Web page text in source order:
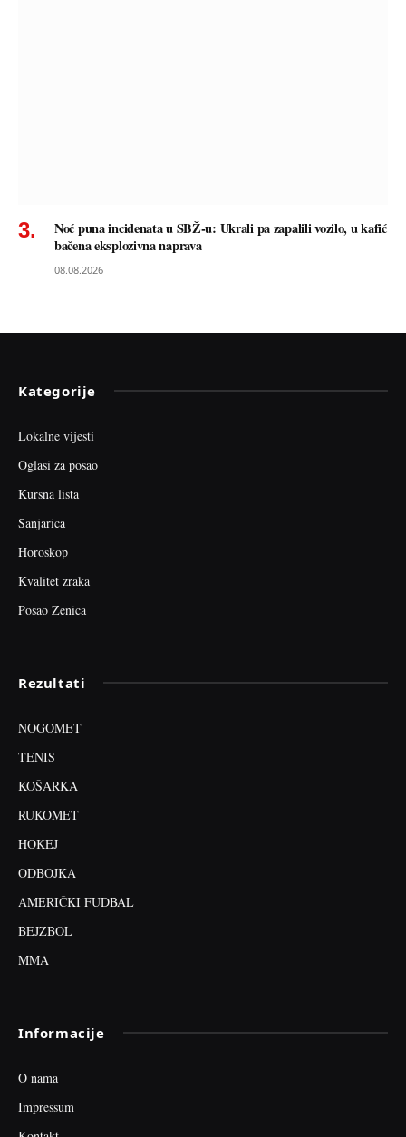
Noć puna incidenata u SBŽ-u: Ukrali pa zapalili vozilo, u kafić
bačena eksplozivna naprava
08.08.2026
Kategorije
Lokalne vijesti
Oglasi za posao
Kursna lista
Sanjarica
Horoskop
Kvalitet zraka
Posao Zenica
Rezultati
NOGOMET
TENIS
KOŠARKA
RUKOMET
HOKEJ
ODBOJKA
AMERIČKI FUDBAL
BEJZBOL
MMA
Informacije
O nama
Impressum